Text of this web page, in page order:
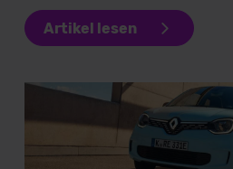
Artikel lesen